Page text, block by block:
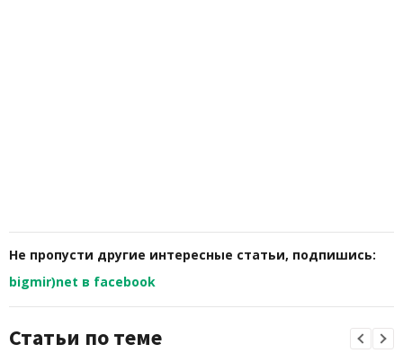
Не пропусти другие интересные статьи, подпишись:
bigmir)net в facebook
Статьи по теме